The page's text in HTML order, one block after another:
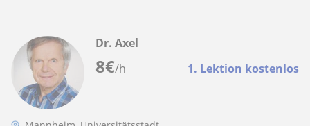
8€/h 1. Lektion kostenlos
Dr. Axel